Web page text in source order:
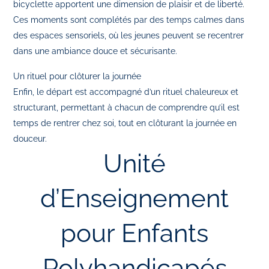
bicyclette apportent une dimension de plaisir et de liberté.
Ces moments sont complétés par des temps calmes dans
des espaces sensoriels, où les jeunes peuvent se recentrer
dans une ambiance douce et sécurisante.
Un rituel pour clôturer la journée
Enfin, le départ est accompagné d’un rituel chaleureux et
structurant, permettant à chacun de comprendre qu’il est
temps de rentrer chez soi, tout en clôturant la journée en
douceur.
Unité
d’Enseignement
pour Enfants